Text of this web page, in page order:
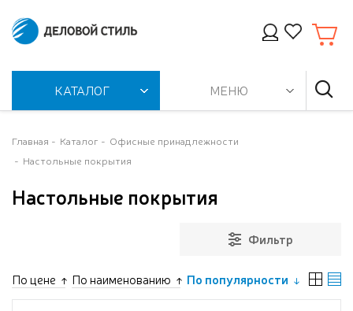
КАТАЛОГ МЕНЮ
Главная Каталог
Офисные принадлежности
Настольные покрытия
Настольные покрытия
Фильтр
По цене По наименованию По популярности